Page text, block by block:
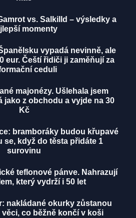
vs. Salkilld – výsledky a
momenty
vypadá nevinně, ale
eur. Čeští řidiči ji zaměňují za
ceduli
majonézy. Ušlehala jsem
jako z obchodu a vyjde na 30
Kč
bramboráky budou křupavé
se, když do těsta přidáte 1
surovinu
teflonové pánve. Nahrazují
který vydrží i 50 let
nakládané okurky zůstanou
věci, co běžně končí v koši